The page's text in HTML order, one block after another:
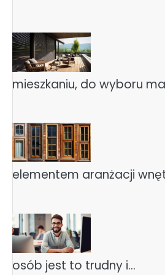
mieszkaniu, do wyboru
elementem aranżacji
osób jest to trudny i…